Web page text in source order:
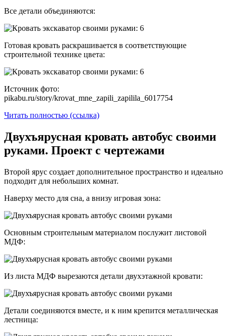
Все детали объединяются:
Готовая кровать раскрашивается в соответствующие
строительной технике цвета:
Источник фото:
pikabu.ru/story/krovat_mne_zapili_zapilila_6017754
Читать полностью (ссылка)
Двухъярусная кровать автобус своими
руками. Проект с чертежами
Второй ярус создает дополнительное пространство и идеально
подходит для небольших комнат.
Наверху место для сна, а внизу игровая зона:
Основным строительным материалом послужит листовой
МДФ:
Из листа МДФ вырезаются детали двухэтажной кровати:
Детали соединяются вместе, и к ним крепится металлическая
лестница: